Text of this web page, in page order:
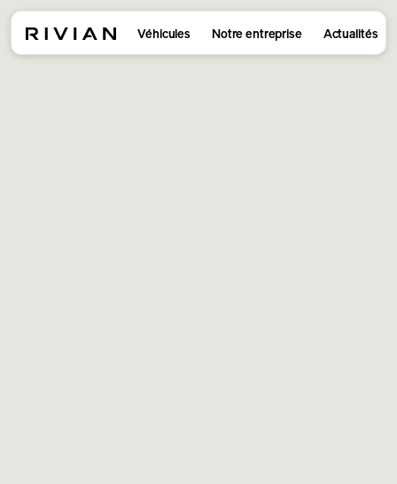
Véhicules Notre entreprise Actualités